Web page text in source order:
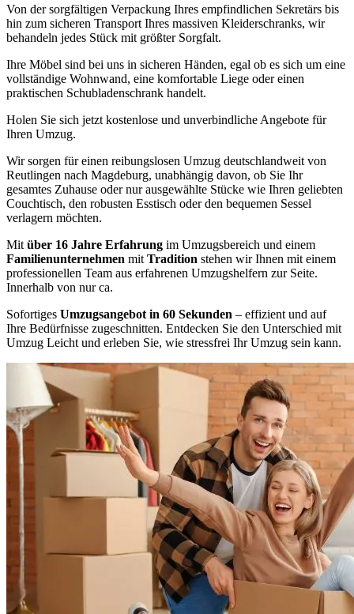
Von der sorgfältigen Verpackung Ihres empfindlichen Sekretärs bis
hin zum sicheren Transport Ihres massiven Kleiderschranks, wir
behandeln jedes Stück mit größter Sorgfalt.
Ihre Möbel sind bei uns in sicheren Händen, egal ob es sich um eine
vollständige Wohnwand, eine komfortable Liege oder einen
praktischen Schubladenschrank handelt.
Holen Sie sich jetzt kostenlose und unverbindliche Angebote für
Ihren Umzug.
Wir sorgen für einen reibungslosen Umzug deutschlandweit von
Reutlingen nach Magdeburg, unabhängig davon, ob Sie Ihr
gesamtes Zuhause oder nur ausgewählte Stücke wie Ihren geliebten
Couchtisch, den robusten Esstisch oder den bequemen Sessel
verlagern möchten.
Mit über 16 Jahre Erfahrung im Umzugsbereich und einem
Familienunternehmen mit Tradition stehen wir Ihnen mit einem
professionellen Team aus erfahrenen Umzugshelfern zur Seite.
Innerhalb von nur ca.
Sofortiges Umzugsangebot in 60 Sekunden – effizient und auf
Ihre Bedürfnisse zugeschnitten. Entdecken Sie den Unterschied mit
Umzug Leicht und erleben Sie, wie stressfrei Ihr Umzug sein kann.